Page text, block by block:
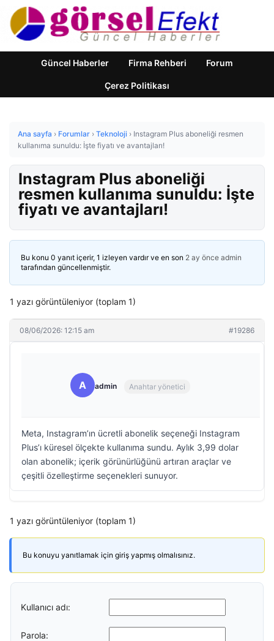
Güncel Haberler Firma Rehberi Forum
Çerez Politikası
Ana sayfa › Forumlar › Teknoloji › Instagram Plus aboneliği resmen
kullanıma sunuldu: İşte fiyatı ve avantajları!
Instagram Plus aboneliği
resmen kullanıma sunuldu: İşte
fiyatı ve avantajları!
Bu konu 0 yanıt içerir, 1 izleyen vardır ve en son 2 ay önce admin
tarafından güncellenmiştir.
1 yazı görüntüleniyor (toplam 1)
08/06/2026: 12:15 am #19286
A admin Anahtar yönetici
Meta, Instagram’ın ücretli abonelik seçeneği Instagram
Plus’ı küresel ölçekte kullanıma sundu. Aylık 3,99 dolar
olan abonelik; içerik görünürlüğünü artıran araçlar ve
çeşitli özelleştirme seçenekleri sunuyor.
1 yazı görüntüleniyor (toplam 1)
Bu konuyu yanıtlamak için giriş yapmış olmalısınız.
Kullanıcı adı:
Parola: